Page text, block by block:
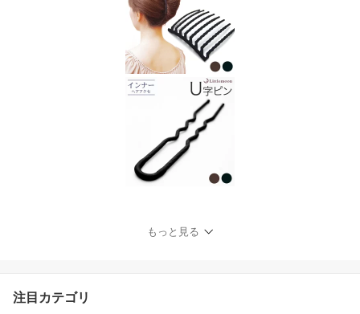
もっと見る
注目カテゴリ